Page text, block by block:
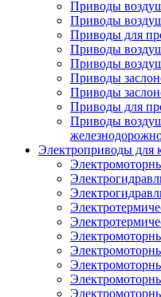
Приводы
Приводы
Приводы для
Приводы
Приводы
Приводы
Приводы
Приводы для
Приводы
Электроприводы для